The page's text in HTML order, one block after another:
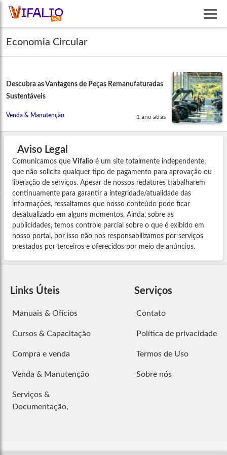
Economia Circular
Descubra as Vantagens de Peças Remanufaturadas
Sustentáveis
Venda & Manutenção 1 ano atrás
Aviso Legal
Comunicamos que Vifalio é um site totalmente independente,
que não solicita qualquer tipo de pagamento para aprovação ou
liberação de serviços. Apesar de nossos redatores trabalharem
continuamente para garantir a integridade/atualidade das
informações, ressaltamos que nosso conteúdo pode ficar
desatualizado em alguns momentos. Ainda, sobre as
publicidades, temos controle parcial sobre o que é exibido em
nosso portal, por isso não nos responsabilizamos por serviços
prestados por terceiros e oferecidos por meio de anúncios.
Links Úteis
Manuais & Ofícios
Cursos & Capacitação
Compra e venda
Venda & Manutenção
Serviços &
Documentação,
Serviços
Contato
Política de privacidade
Termos de Uso
Sobre nós